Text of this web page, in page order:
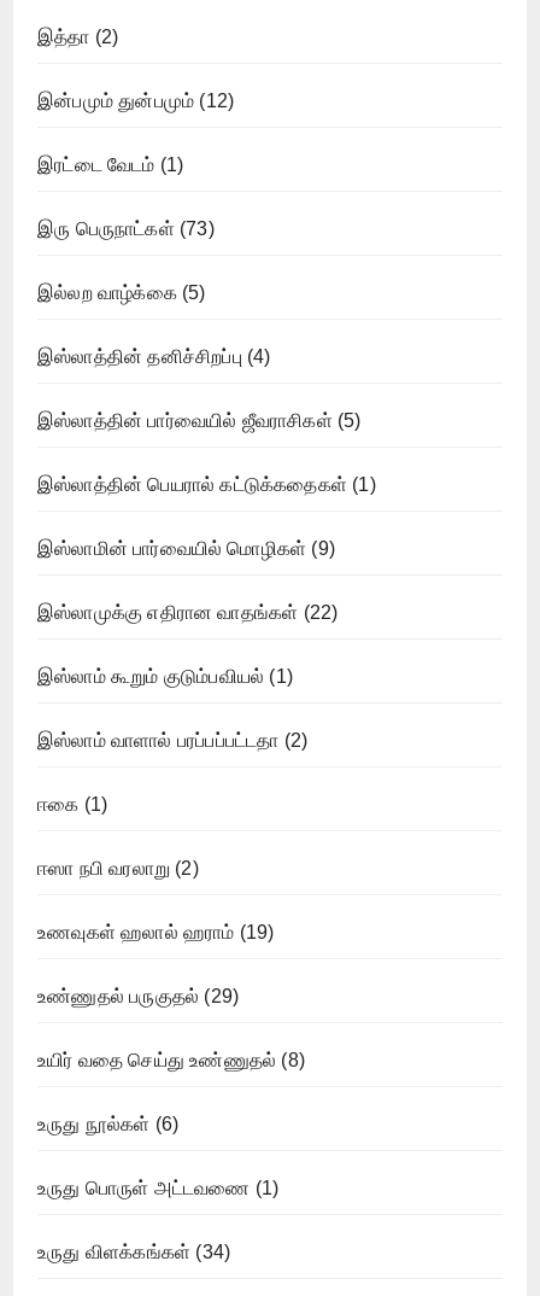
இத்தா (2)
இன்பமும் துன்பமும் (12)
இரட்டை வேடம் (1)
இரு பெருநாட்கள் (73)
இல்லற வாழ்க்கை(5)
இஸ்லாத்தின் தனிச்சிறப்பு (4)
இஸ்லாத்தின் பார்வையில் ஜீவராசிகள் (5)
இஸ்லாத்தின் பெயரால் கட்டுக்கதைகள் (1)
இஸ்லாமின் பார்வையில் மொழிகள் (9)
இஸ்லாமுக்கு எதிரான வாதங்கள் (22)
இஸ்லாம் கூறும் குடும்பவியல் (1)
இஸ்லாம் வாளால் பரப்பப்பட்டதா (2)
ஈகை (1)
ஈஸா நபி வரலாறு (2)
உணவுகள் ஹலால் ஹராம் (19)
உண்ணுதல் பருகுதல் (29)
உயிர் வதை செய்து உண்ணுதல் (8)
உருது நூல்கள் (6)
உருது பொருள் அட்டவணை (1)
உருது விளக்கங்கள் (34)